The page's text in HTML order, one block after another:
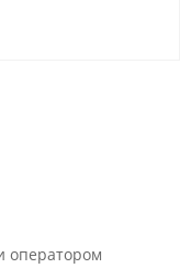
оператором